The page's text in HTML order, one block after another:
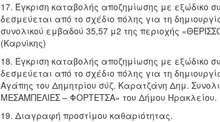
17. Έγκριση καταβολής αποζημίωσης με εξώδικο
δεσμεύεται από το σχέδιο πόλης για τη
συνολικού εμβαδού 35,57 μ2 της περιοχής
(Καρνίκης)
18. Έγκριση καταβολής αποζημίωσης με εξώδικο
δεσμεύεται από το σχέδιο πόλης για τη
Αγάπης του Δημητρίου σύζ. Καρατζάνη Δημ.
ΜΕΣΑΜΠΕΛΙΕΣ – ΦΟΡΤΕΤΣΑ» του Δήμου Ηρακλείου.
19. Διαγραφή προστίμου καθαριότητας.